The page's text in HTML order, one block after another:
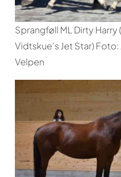
Sprangføll ML Dirty Harry
Vidtskue’s Jet Star)
Velpen